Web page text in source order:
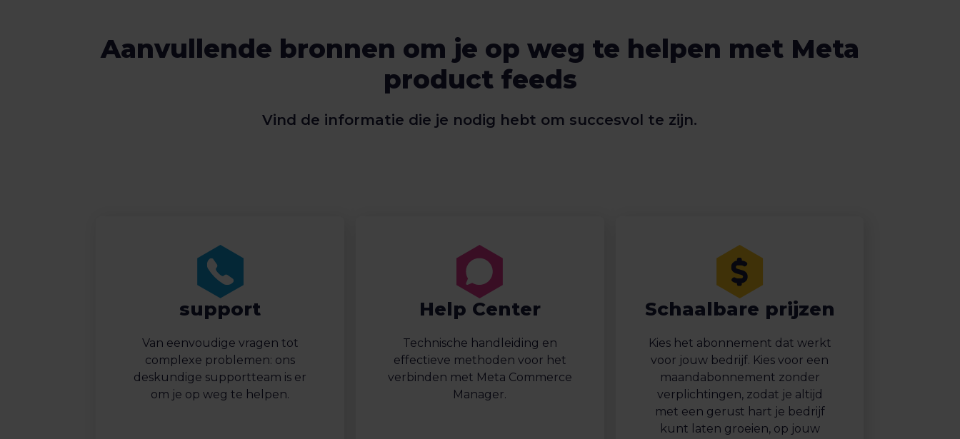
Aanvullende bronnen om je op weg te helpen met Meta
product feeds
Vind de informatie die je nodig hebt om succesvol te zijn.
support
Van eenvoudige vragen tot
complexe problemen: ons
deskundige supportteam is er
om je op weg te helpen.
Help Center
Technische handleiding en
effectieve methoden voor het
verbinden met Meta Commerce
Manager.
Schaalbare prijzen
Kies het abonnement dat werkt
voor jouw bedrijf. Kies voor een
maandabonnement zonder
verplichtingen, zodat je altijd
met een gerust hart je bedrijf
kunt laten groeien, op jouw